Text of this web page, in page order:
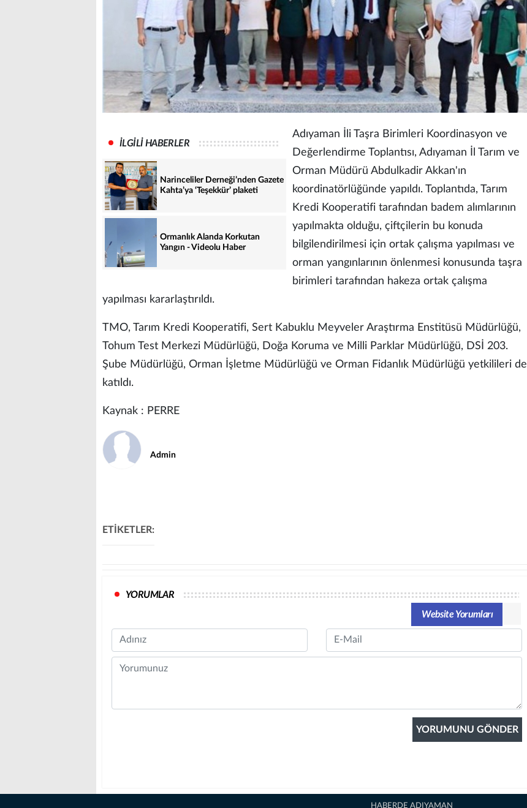
İLGİLİ HABERLER
Narinceliler Derneği’nden Gazete
Kahta’ya ‘Teşekkür’ plaketi
Ormanlık Alanda Korkutan
Yangın - Videolu Haber
Adıyaman İli Taşra Birimleri Koordinasyon ve
Değerlendirme Toplantısı, Adıyaman İl Tarım ve
Orman Müdürü Abdulkadir Akkan'ın
koordinatörlüğünde yapıldı. Toplantıda, Tarım
Kredi Kooperatifi tarafından badem alımlarının
yapılmakta olduğu, çiftçilerin bu konuda
bilgilendirilmesi için ortak çalışma yapılması ve
orman yangınlarının önlenmesi konusunda taşra
birimleri tarafından hakeza ortak çalışma
yapılması kararlaştırıldı.
TMO, Tarım Kredi Kooperatifi, Sert Kabuklu Meyveler Araştırma Enstitüsü Müdürlüğü,
Tohum Test Merkezi Müdürlüğü, Doğa Koruma ve Milli Parklar Müdürlüğü, DSİ 203.
Şube Müdürlüğü, Orman İşletme Müdürlüğü ve Orman Fidanlık Müdürlüğü yetkilileri de
katıldı.
Kaynak : PERRE
Admin
ETİKETLER:
YORUMLAR
Website Yorumları
Name Email
Comment
HABERDE ADIYAMAN